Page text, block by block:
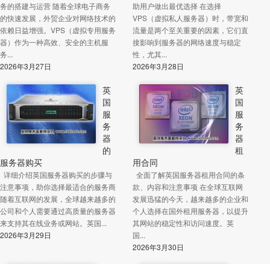
务的搭建与运营 随着全球电子商务
的快速发展，外贸企业对网络技术的
依赖日益增强。VPS（虚拟专用服务
器）作为一种高效、安全的主机服
务...
2026年3月27日
助用户做出最优选择 在选择
VPS（虚拟私人服务器）时，带宽和
流量是两个至关重要的因素，它们直
接影响到服务器的网络速度与稳定
性，尤其...
2026年3月28日
英
国
服
务
器
的
服务器购买
详细介绍英国服务器购买的步骤与
注意事项，助你选择最适合的服务商
随着互联网的发展，全球越来越多的
公司和个人需要通过高质量的服务器
来支持其在线业务或网站。英国...
2026年3月29日
英
国
服
务
器
租
用合同
全面了解英国服务器租用合同的条
款、内容和注意事项 在全球互联网
发展迅猛的今天，越来越多的企业和
个人选择在国外租用服务器，以提升
其网站的稳定性和访问速度。英
国...
2026年3月30日